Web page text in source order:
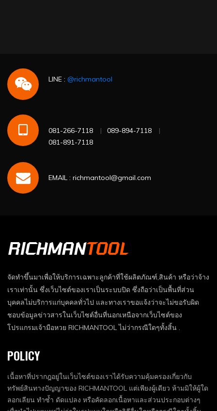
LINE : @richmantool
081-266-7118
089-894-7118
081-891-7118
EMAIL : richmantool@gmail.com
จัดทำขึ้นมาเพื่อให้บริการเฉพาะลูกค้าที่ใช้ผลิตภัณฑ์,สินค้า หรือว่าจ้าง
เราเท่านั้น ซึ่งเว็บไซต์ของเราเป็นระบบปิด ซึ่งถือว่าเป็นพื้นที่ส่วน
บุคคลไม่บริการแก่บุคคลทั่วไป และทางเราขอแจ้งว่าจะไม่ขอรับผิด
ชอบข้อมูลข่าวสารในเว็บไซต์อื่นที่นอกเหนือจากเว็บไซต์ของ
โปรแกรมเจ้ามือหวย RICHMANTOOL ไม่ว่ากรณีใดๆทั้งสิ้น .
POLICY
เนื้อหาที่ปรากฎอยู่ในเว็บไซต์ของเราได้รับความคุ้มครองเกี่ยวกับ
ทรัพย์สินทางปัญญาของ RICHMANTOOL แต่เพียงผู้เดียว ห้ามมิให้ผู้ใด
ลอกเลียน ทำซ้ำ ดัดแปลง หรือคัดลอกเนื้อหาและส่วนประกอบต่างๆ